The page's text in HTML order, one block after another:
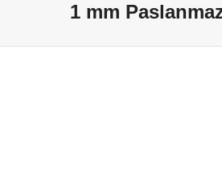
1 mm